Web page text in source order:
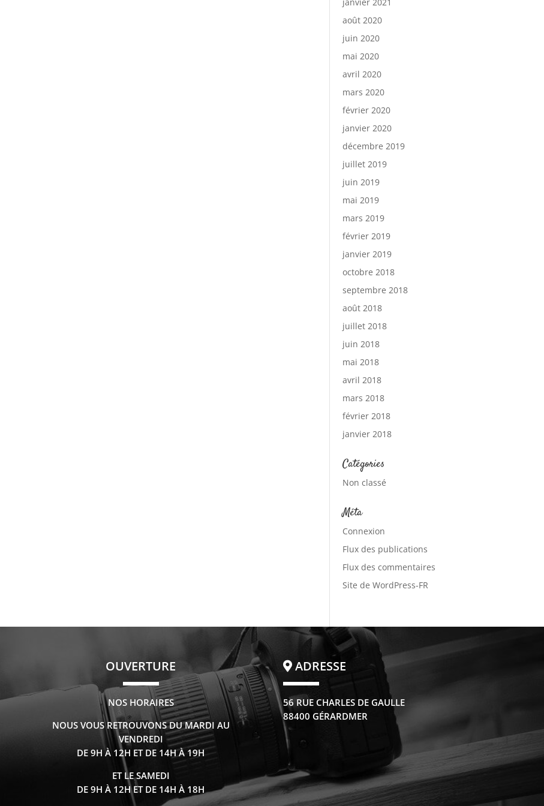
août 2020
juin 2020
mai 2020
avril 2020
mars 2020
février 2020
janvier 2020
décembre 2019
juillet 2019
juin 2019
mai 2019
mars 2019
février 2019
janvier 2019
octobre 2018
septembre 2018
août 2018
juillet 2018
juin 2018
mai 2018
avril 2018
mars 2018
février 2018
janvier 2018
Catégories
Non classé
Méta
Connexion
Flux des publications
Flux des commentaires
Site de WordPress-FR
OUVERTURE
NOS HORAIRES
NOUS VOUS RETROUVONS DU MARDI AU
VENDREDI
DE 9H À 12H ET DE 14H À 19H
ET LE SAMEDI
DE 9H À 12H ET DE 14H À 18H
ADRESSE
56 RUE CHARLES DE GAULLE
88400 GÉRARDMER